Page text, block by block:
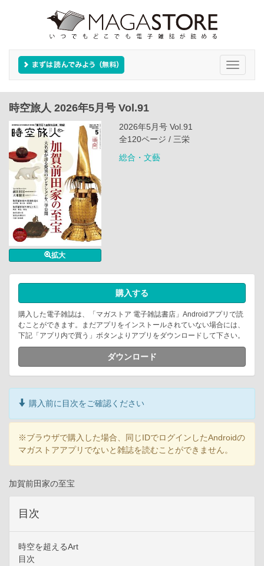
Toggle
時空旅人 2026年5月号 Vol.91
拡大
2026年5月号 Vol.91
全120ページ / 三栄
総合・文藝
購入する
購入した電子雑誌は、「マガストア 電子雑誌書店」Androidアプリで読
むことができます。まだアプリをインストールされていない場合には、
下記「アプリ内で買う」ボタンよりアプリをダウンロードして下さい。
ダウンロード
購入前に目次をご確認ください
※ブラウザで購入した場合、同じIDでログインしたAndroidの
マガストアアプリでないと雑誌を読むことができません。
加賀前田家の至宝
目次
時空を超えるArt
目次